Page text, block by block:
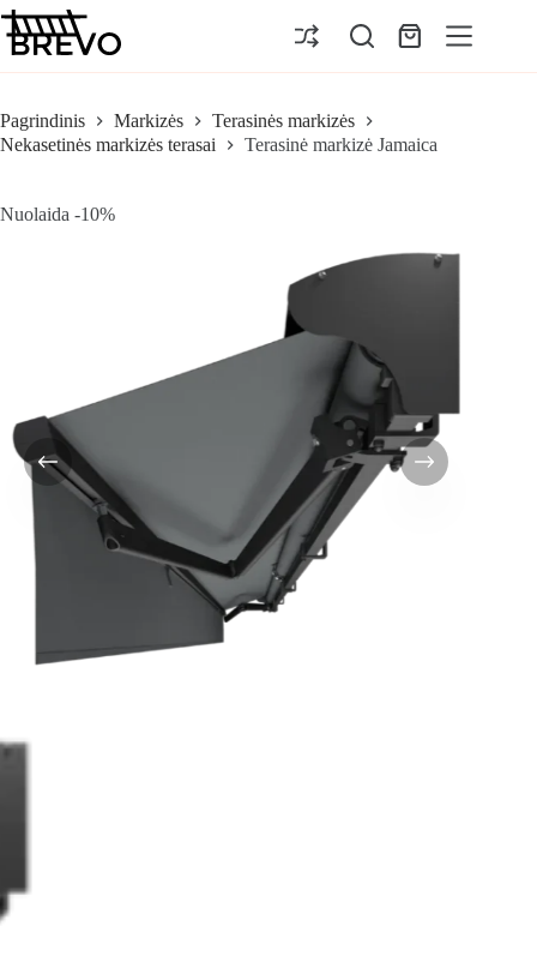
Pereiti
prie
turinio
Pirkinių
Pagrindinis Markizės
Terasinės markizės
Nekasetinės markizės terasai
Terasinė markizė Jamaica
Nuolaida -10%